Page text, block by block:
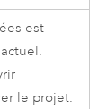
est
le projet.